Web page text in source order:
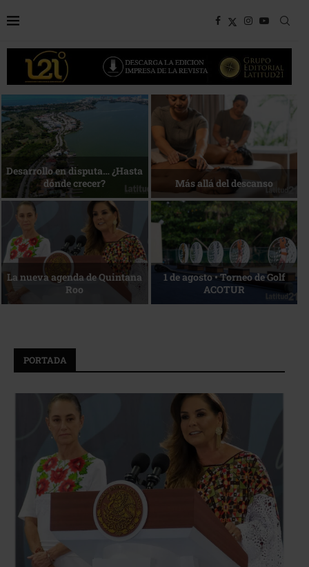
Bottega, un viaje servido a la
mesa
Energía que Impulsa la
competitividad
Reconocimiento de viajeros La esencia del servicio
PORTADA